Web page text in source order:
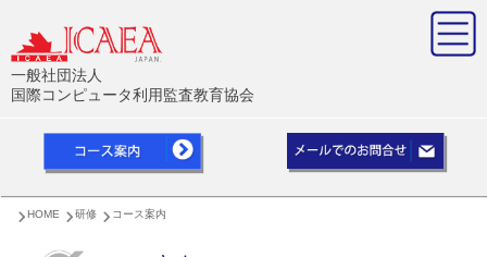
一般社団法人
国際コンピュータ利用監査教育協会
HOME 研修 コース案内